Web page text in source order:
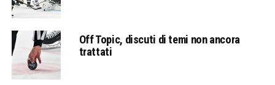
Off Topic, discuti di temi non ancora
trattati